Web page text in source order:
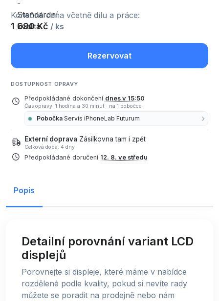
Konečná cena včetně dílu a práce:
1 690 Kč / ks
Rezervovat
DOSTUPNOST OPRAVY
Předpokládané dokončení dnes v 15:50
Čas opravy: 1 hodina a 30 minut · na 1 pobočce
Pobočka Servis iPhoneLab Futurum
Externí doprava Zásilkovna tam i zpět
Celková doba: 4 dny
Předpokládané doručení 12. 8. ve středu
Popis
Detailní porovnání variant LCD
displejů
Porovnejte si displeje, které máme v nabídce
rozdělené podle kvality, pokud si nevíte rady
můžete se poradit na prodejně nebo nám